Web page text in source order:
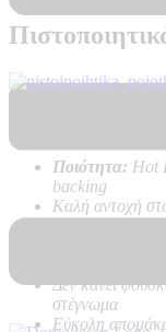
Ποιότητα: Hot
backing
Καλή αντοχή
Δεν κάνει
στέγνωμα
Εύκολη